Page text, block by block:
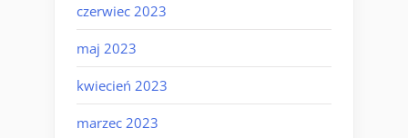
czerwiec 2023
maj 2023
kwiecień 2023
marzec 2023